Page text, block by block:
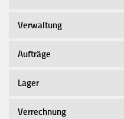
Verwaltung
Aufträge
Lager
Verrechnung